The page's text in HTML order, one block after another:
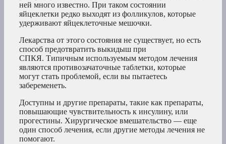
ней много известно. При таком состоянии
яйцеклетки редко выходят из фолликулов, которые
удерживают яйцеклеточные мешочки.
Лекарства от этого состояния не существует, но есть
способ предотвратить выкидыш при
СПКЯ. Типичным используемым методом лечения
являются противозачаточные таблетки, которые
могут стать проблемой, если вы пытаетесь
забеременеть.
Доступны и другие препараты, такие как препараты,
повышающие чувствительность к инсулину, или
прогестины. Хирургическое вмешательство — еще
один способ лечения, если другие методы лечения не
помогают.